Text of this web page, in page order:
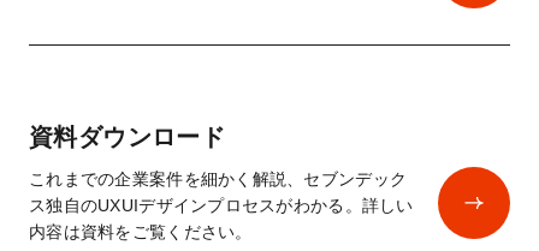
資料ダウンロード
これまでの企業案件を細かく解説、セブンデック
ス独自のUXUIデザインプロセスがわかる。詳しい
内容は資料をご覧ください。